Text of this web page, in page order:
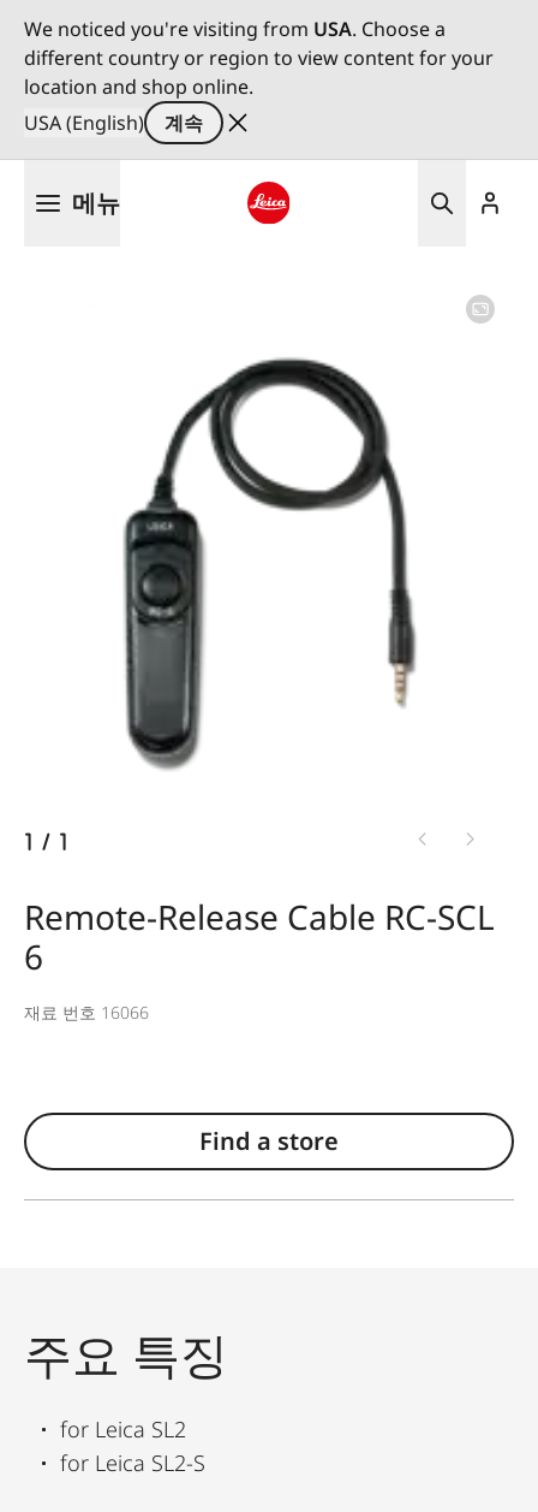
We noticed you're visiting from USA. Choose a
different country or region to view content for your
location and shop online.
USA (English)
계속
메뉴
1 / 1
Remote-Release Cable RC-SCL
6
재료 번호 16066
Find a store
주요 특징
for Leica SL2
for Leica SL2-S